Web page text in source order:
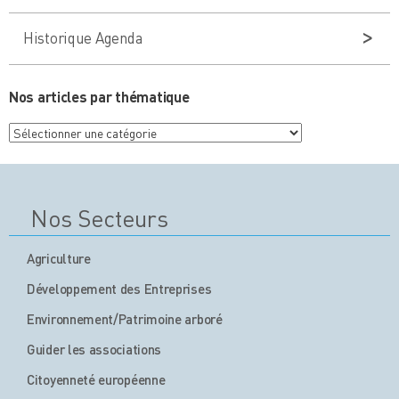
Historique Agenda
Nos articles par thématique
Nos
articles
Nos Secteurs
Agriculture
Développement des Entreprises
Environnement/Patrimoine arboré
Guider les associations
Citoyenneté européenne